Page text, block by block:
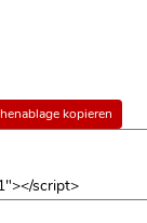
kopieren